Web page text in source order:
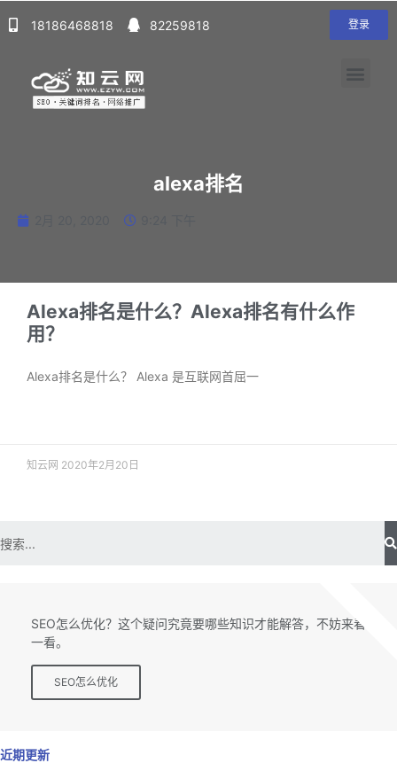
18186468818 82259818 登录
alexa排名
Alexa排名是什么？Alexa排名有什么作
用？
Alexa排名是什么？ Alexa 是互联网首屈一
知云网 2020年2月20日
SEO怎么优化？这个疑问究竟要哪些知识才能解答，不妨来看
一看。
SEO怎么优化
SEO专题
近期更新